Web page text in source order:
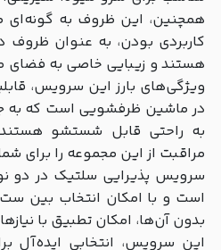
همچنین، این ظروف به گونه‌ای
کاربردی بودن، به عنوان ظروف
هستند و زیبایی خاصی به فضای
ویژگی‌های بارز این سرویس،
در ماشین ظرفشویی است که به جز
به راحتی قابل شستشو
مراقبت از این مجموعه را برای
است و با امکان انتخاب بین
بدون آن‌ها، امکان تطبیق با
این سرویس، انتخابی ایده‌آل